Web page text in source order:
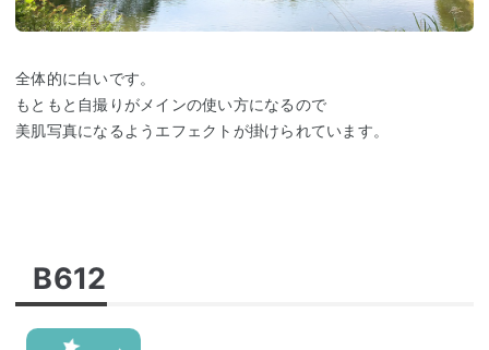
全体的に白いです。
もともと自撮りがメインの使い方になるので
美肌写真になるようエフェクトが掛けられています。
B612